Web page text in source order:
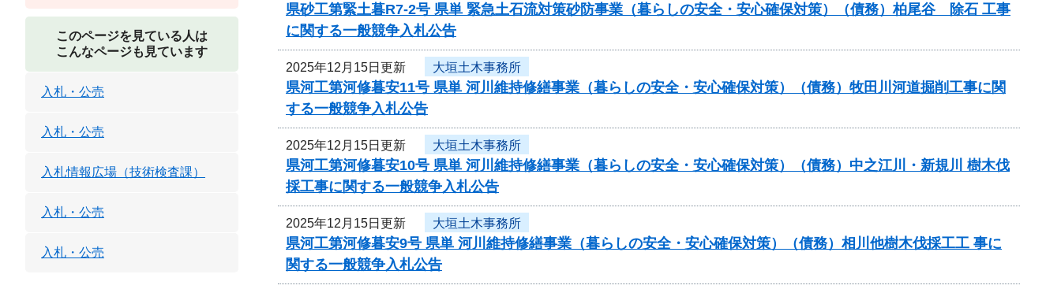
県砂工第緊土暮R7-2号 県単 緊急土石流対策砂防事業（暮らしの安全・安心確保対策）（債務）柏尾谷 除石 工事
に関する一般競争入札公告
2025年12月15日更新 大垣土木事務所
県河工第河修暮安11号 県単 河川維持修繕事業（暮らしの安全・安心確保対策）（債務）牧田川河道掘削工事に関
する一般競争入札公告
2025年12月15日更新 大垣土木事務所
県河工第河修暮安10号 県単 河川維持修繕事業（暮らしの安全・安心確保対策）（債務）中之江川・新規川 樹木伐
採工事に関する一般競争入札公告
2025年12月15日更新 大垣土木事務所
県河工第河修暮安9号 県単 河川維持修繕事業（暮らしの安全・安心確保対策）（債務）相川他樹木伐採工工 事に
関する一般競争入札公告
このページを見ている人は
こんなページも見ています
入札・公売
入札・公売
入札情報広場（技術検査課）
入札・公売
入札・公売